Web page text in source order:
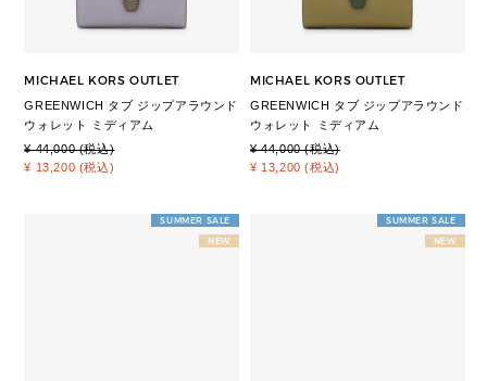
MICHAEL KORS OUTLET
GREENWICH タブ ジップアラウンド
ウォレット ミディアム
¥ 44,000 (税込)
¥ 13,200 (税込)
MICHAEL KORS OUTLET
GREENWICH タブ ジップアラウンド
ウォレット ミディアム
¥ 44,000 (税込)
¥ 13,200 (税込)
SUMMER SALE
NEW
SUMMER SALE
NEW